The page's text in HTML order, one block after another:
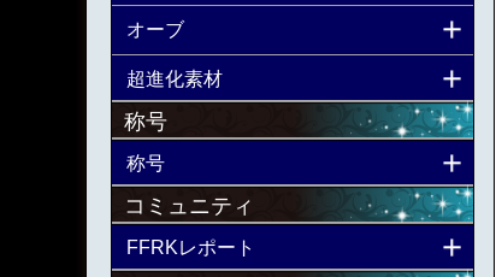
オーブ
超進化素材
称号
称号
コミュニティ
FFRKレポート